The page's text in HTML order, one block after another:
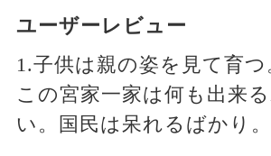
ユーザーレビュー
1.子供は親の姿を見て育つ
この宮家一家は何も出来
い。国民は呆れるばかり。